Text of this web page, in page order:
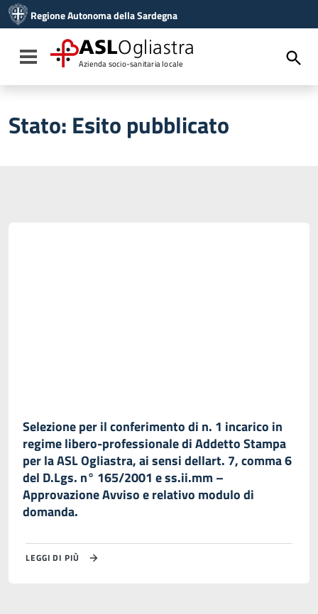
Vai al menu di navigazione
Vai al footer
Regione Autonoma della Sardegna
Toggle navigation
ASLOgliastra
Azienda socio-sanitaria locale
Stato: Esito pubblicato
Selezione per il conferimento di n. 1 incarico in
regime libero-professionale di Addetto Stampa
per la ASL Ogliastra, ai sensi dellart. 7, comma 6
del D.Lgs. n° 165/2001 e ss.ii.mm –
Approvazione Avviso e relativo modulo di
domanda.
LEGGI DI PIÙ